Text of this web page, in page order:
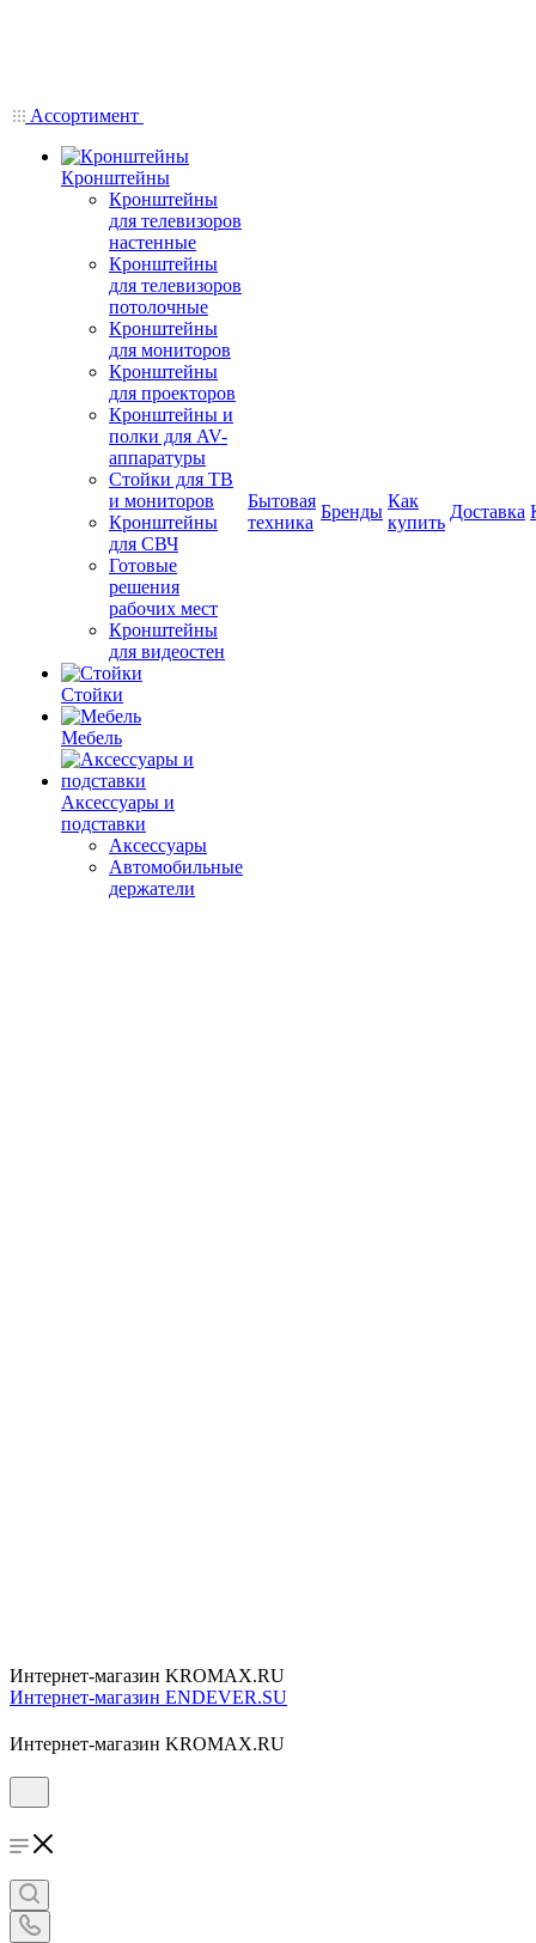
Ассортимент
Кронштейны
Кронштейны
для телевизоров
настенные
Кронштейны
для телевизоров
потолочные
Кронштейны
для мониторов
Кронштейны
для проекторов
Кронштейны и
полки для AV-
аппаратуры
Стойки для ТВ
и мониторов
Кронштейны
для СВЧ
Готовые
решения
рабочих мест
Кронштейны
для видеостен
Стойки
Мебель
Аксессуары и
подставки
Аксессуары
Автомобильные
держатели
Бытовая
техника
Бренды
Как
купить
Доставка
Интернет-магазин KROMAX.RU
Интернет-магазин ENDEVER.SU
Интернет-магазин KROMAX.RU